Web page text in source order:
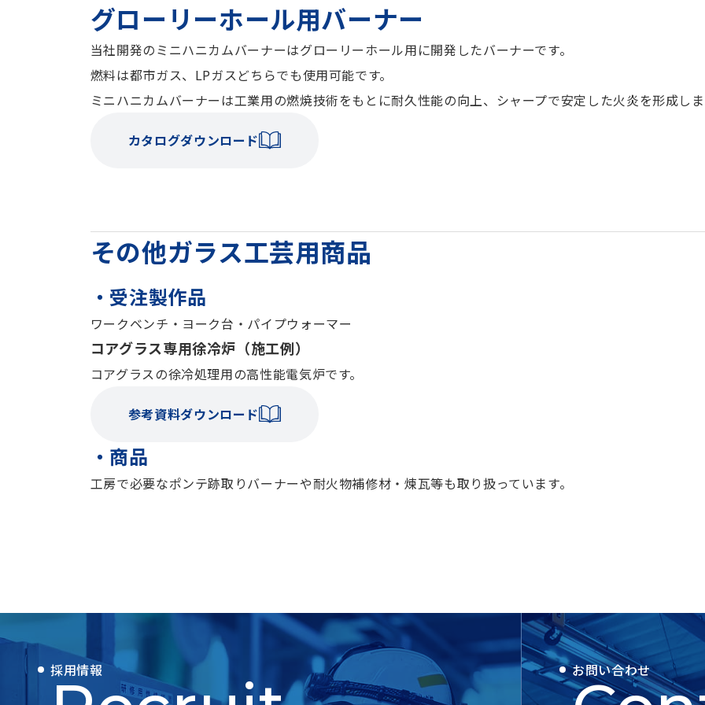
グローリーホール用バーナー
当社開発のミニハニカムバーナーはグローリーホール用に開発したバーナーです。
燃料は都市ガス、LPガスどちらでも使用可能です。
ミニハニカムバーナーは工業用の燃焼技術をもとに耐久性能の向上、シャープで安定した火炎を形成し
カタログダウンロード
その他ガラス工芸用商品
・受注製作品
ワークベンチ・ヨーク台・パイプウォーマー
コアグラス専用徐冷炉（施工例）
コアグラスの徐冷処理用の高性能電気炉です。
参考資料ダウンロード
・商品
工房で必要なポンテ跡取りバーナーや耐火物補修材・煉瓦等も取り扱っています。
採用情報 お問い合わせ